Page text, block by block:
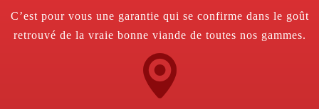
C’est pour vous une garantie qui se confirme dans le goût
retrouvé de la vraie bonne viande de toutes nos gammes.